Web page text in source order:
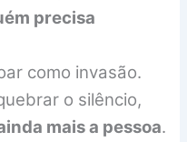
precisa
como invasão.
o silêncio,
mais a pessoa.